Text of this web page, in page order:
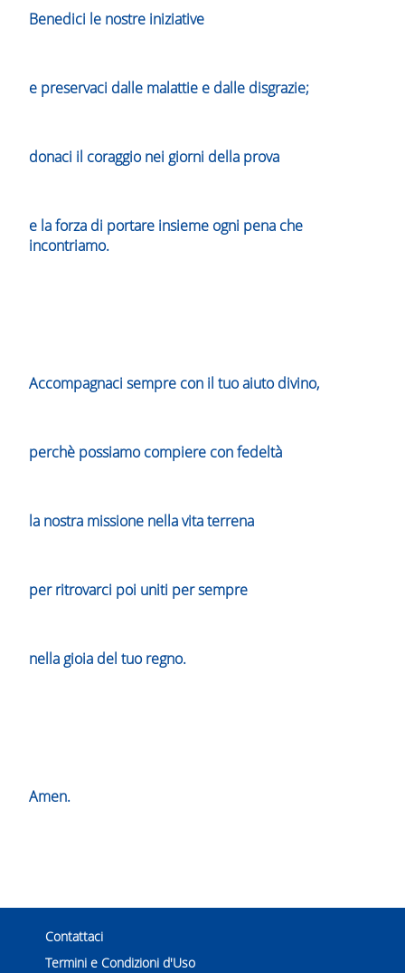
Benedici le nostre iniziative
e preservaci dalle malattie e dalle disgrazie;
donaci il coraggio nei giorni della prova
e la forza di portare insieme ogni pena che
incontriamo.
Accompagnaci sempre con il tuo aiuto divino,
perchè possiamo compiere con fedeltà
la nostra missione nella vita terrena
per ritrovarci poi uniti per sempre
nella gioia del tuo regno.
Amen.
Contattaci
Termini e Condizioni d'Uso